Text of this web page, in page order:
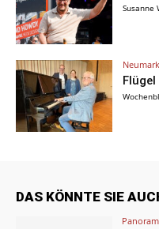
Susanne
DAS KÖNNTE SIE